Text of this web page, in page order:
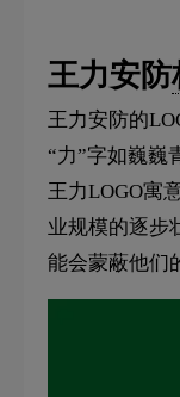
王力安防
王力安防的
“力”字如巍巍
王力LOGO寓
业规模的逐步
能会蒙蔽他们